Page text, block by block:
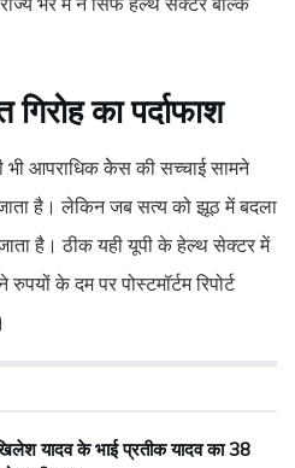
का पर्दाफाश
भी आपराधिक केेस की सच्चाई सामने
है। लेकिन जब सत्य को झूठ में बदला
है। ठीक यही यूपी के हेल्थ सेक्टर में
के दम पर पोस्टमॉर्टम रिपोर्ट
यादव के भाई प्रतीक यादव का 38